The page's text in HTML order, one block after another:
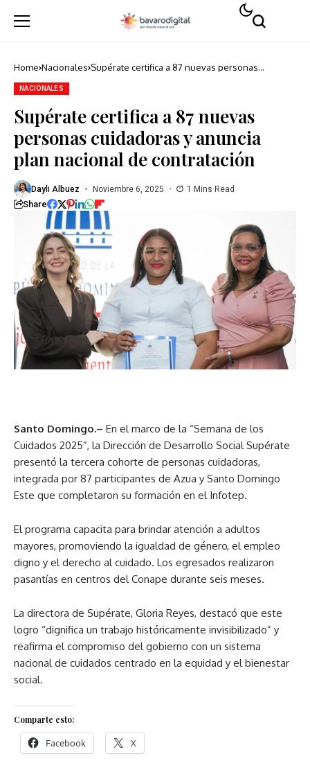
Home Nacionales Supérate certifica a 87 nuevas personas
NACIONALES
Supérate certifica a 87 nuevas
personas cuidadoras y anuncia
plan nacional de contratación
Dayli Albuez Noviembre 6, 2025 1 Mins Read
Share
Santo Domingo.– En el marco de la “Semana de los
Cuidados 2025”, la Dirección de Desarrollo Social Supérate
presentó la tercera cohorte de personas cuidadoras,
integrada por 87 participantes de Azua y Santo Domingo
Este que completaron su formación en el Infotep.
El programa capacita para brindar atención a adultos
mayores, promoviendo la igualdad de género, el empleo
digno y el derecho al cuidado. Los egresados realizaron
pasantías en centros del Conape durante seis meses.
La directora de Supérate, Gloria Reyes, destacó que este
logro “dignifica un trabajo históricamente invisibilizado” y
reafirma el compromiso del gobierno con un sistema
nacional de cuidados centrado en la equidad y el bienestar
social.
Comparte esto:
Facebook X